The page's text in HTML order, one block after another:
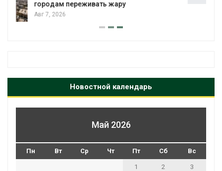
Авг 6, 2026
Новостной календарь
Май 2026
Пн Вт Ср Чт Пт Сб Вс
1 2 3